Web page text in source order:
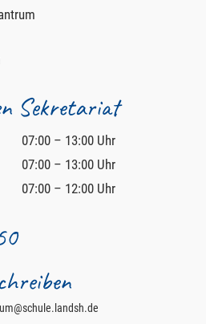
Sekretariat
07:00 – 13:00 Uhr
07:00 – 13:00 Uhr
07:00 – 12:00 Uhr